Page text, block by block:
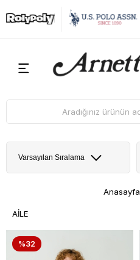
Anasayfa
AİLE
%32